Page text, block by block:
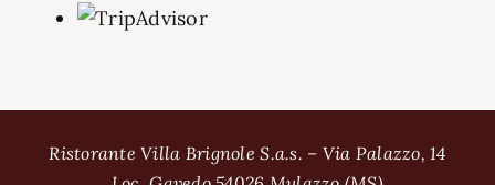
Ristorante Villa Brignole S.a.s. – Via Palazzo, 14